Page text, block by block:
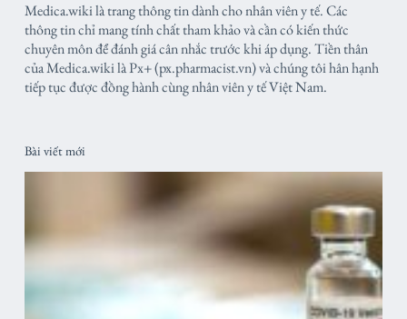
Medica.wiki là trang thông tin dành cho nhân viên y tế. Các
thông tin chỉ mang tính chất tham khảo và cần có kiến thức
chuyên môn để đánh giá cân nhắc trước khi áp dụng. Tiền thân
của Medica.wiki là Px+ (px.pharmacist.vn) và chúng tôi hân hạnh
tiếp tục được đồng hành cùng nhân viên y tế Việt Nam.
Bài viết mới